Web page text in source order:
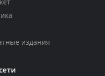
издания